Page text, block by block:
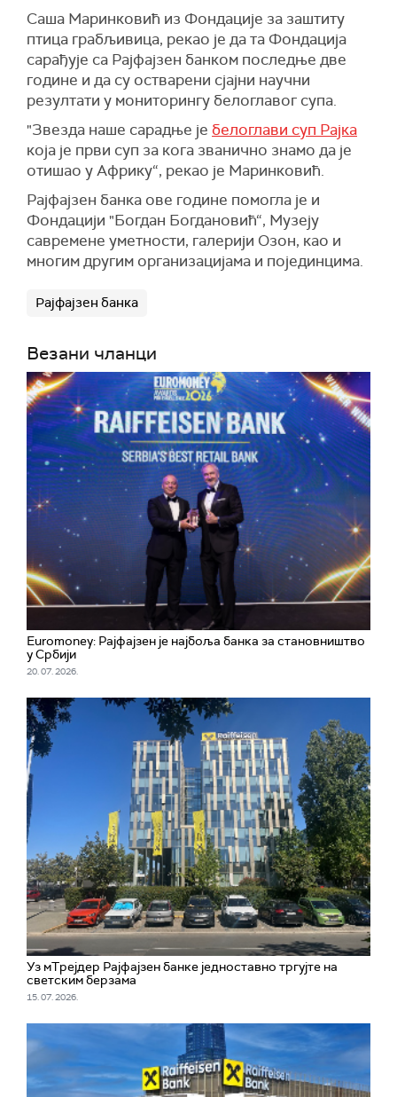
Саша Маринковић из Фондације за заштиту
птица грабљивица, рекао је да та Фондација
сарађује са Рајфајзен банком последње две
године и да су остварени сјајни научни
резултати у мониторингу белоглавог супа.
"Звезда наше сарадње је белоглави суп Рајка
која је први суп за кога званично знамо да је
отишао у Африку“, рекао је Маринковић.
Рајфајзен банка ове године помогла је и
Фондацији "Богдан Богдановић“, Музеју
савремене уметности, галерији Озон, као и
многим другим организацијама и појединцима.
Рајфајзен банка
Везани чланци
Euromoney: Рајфајзен је најбоља банка за становништво
у Србији
20. 07. 2026.
Уз мТрејдер Рајфајзен банке једноставно тргујте на
светским берзама
15. 07. 2026.